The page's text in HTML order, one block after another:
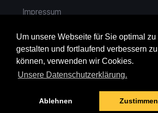
Um unsere Webseite für Sie optimal zu
gestalten und fortlaufend verbessern zu
können, verwenden wir Cookies.
Unsere Datenschutzerklärung.
Ablehnen Zustimmen
Impressum
AGB
Widerruf